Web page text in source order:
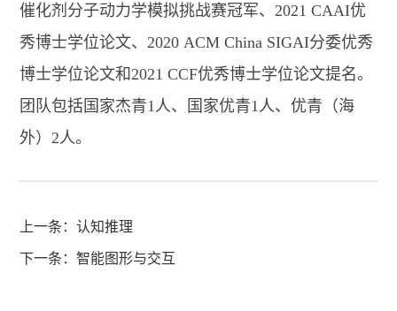
催化剂分子动力学模拟挑战赛冠军、2021 CAAI优
秀博士学位论文、2020 ACM China SIGAI分委优秀
博士学位论文和2021 CCF优秀博士学位论文提名。
团队包括国家杰青1人、国家优青1人、优青（海
外）2人。
上一条：认知推理
下一条：智能图形与交互